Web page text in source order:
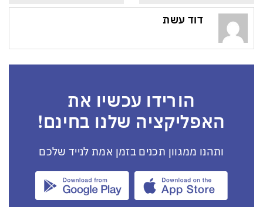
דוד עשת
הורידו עכשיו את
האפליקציה שלנו בחינם!
ותהנו ממגוון תכנים בזמן אמת לנייד שלכם